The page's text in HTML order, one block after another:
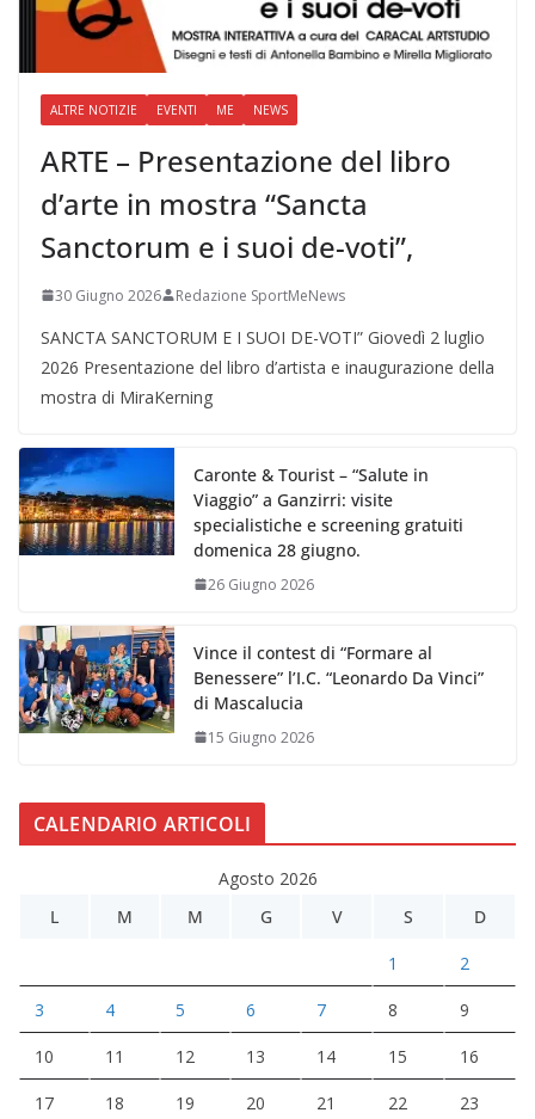
ALTRE NOTIZIE EVENTI ME NEWS
ARTE – Presentazione del libro
d’arte in mostra “Sancta
Sanctorum e i suoi de-voti”,
30 Giugno 2026 Redazione SportMeNews
SANCTA SANCTORUM E I SUOI DE-VOTI” Giovedì 2 luglio
2026 Presentazione del libro d’artista e inaugurazione della
mostra di MiraKerning
Caronte & Tourist – “Salute in
Viaggio” a Ganzirri: visite
specialistiche e screening gratuiti
domenica 28 giugno.
26 Giugno 2026
Vince il contest di “Formare al
Benessere” l’I.C. “Leonardo Da Vinci”
di Mascalucia
15 Giugno 2026
CALENDARIO ARTICOLI
Agosto 2026
L
M M G V S D
1 2
3 4 5 6 7 8 9
10 11 12 13 14 15 16
17 18 19 20 21 22 23